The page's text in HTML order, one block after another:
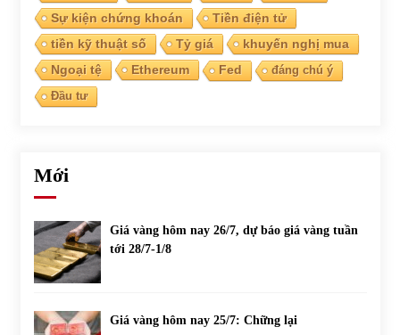
Sự kiện chứng khoán
Tiền điện tử
tiền kỹ thuật số
Tỷ giá
khuyến nghị mua
Ngoại tệ
Ethereum Fed
đáng chú ý
Đầu tư
Mới
Giá vàng hôm nay 26/7, dự báo giá vàng tuần
tới 28/7-1/8
Giá vàng hôm nay 25/7: Chững lại